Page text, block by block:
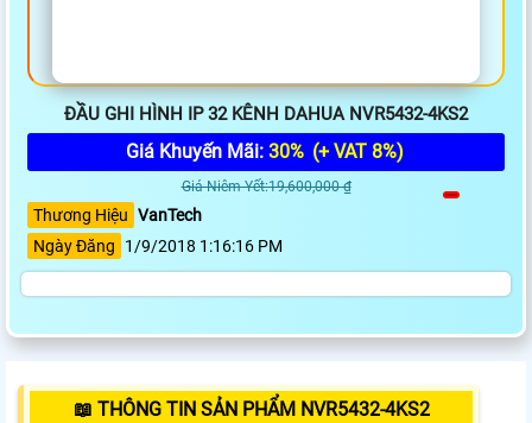
ĐẦU GHI HÌNH IP 32 KÊNH DAHUA NVR5432-4KS2
Giá Khuyến Mãi: 30% (+ VAT 8%)
Giá Niêm Yết:19,600,000 ₫
Thương Hiệu VanTech
Ngày Đăng
1/9/2018 1:16:16 PM
📖 THÔNG TIN SẢN PHẨM NVR5432-4KS2